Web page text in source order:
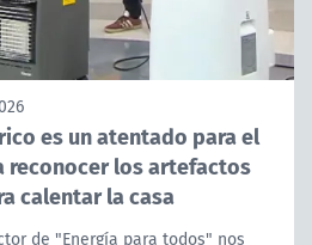
es un atentado para el
reconocer los artefactos
calentar la casa
de "Energía para todos" nos